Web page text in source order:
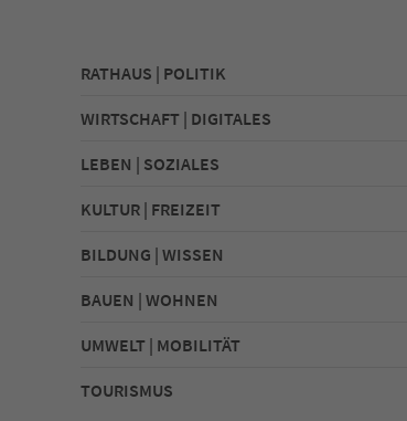
RATHAUS | POLITIK
WIRTSCHAFT | DIGITALES
LEBEN | SOZIALES
KULTUR | FREIZEIT
BILDUNG | WISSEN
BAUEN | WOHNEN
UMWELT | MOBILITÄT
TOURISMUS